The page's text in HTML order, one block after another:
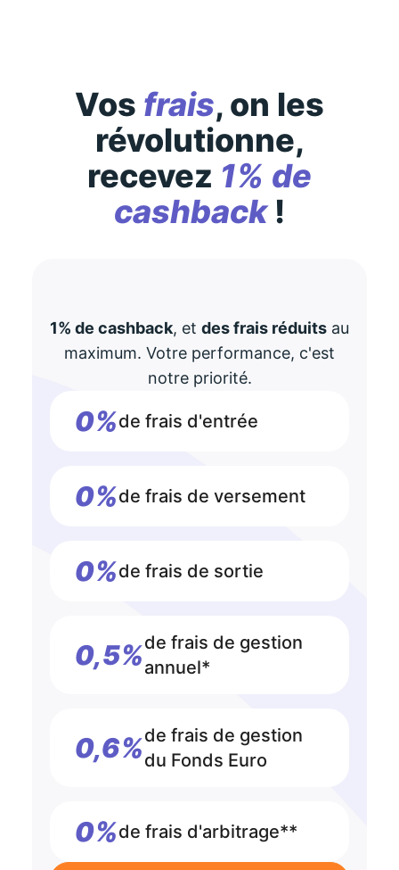
Vos frais, on les
révolutionne,
recevez 1% de
cashback!
1% de cashback, et des frais réduits au
maximum. Votre performance, c'est
notre priorité.
0%de frais d'entrée
0%de frais de versement
0%de frais de sortie
0,5%de frais de gestion
annuel*
0,6%de frais de gestion
du Fonds Euro
0%de frais d'arbitrage**